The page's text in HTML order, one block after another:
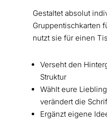
Gestaltet absolut
Gruppentischkarten
nutzt sie für einen
Verseht den
Struktur
Wählt eure
verändert die
Ergänzt eigene